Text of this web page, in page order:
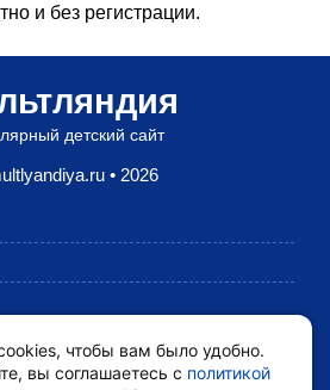
и без регистрации.
детский сайт
• 2026
чтобы вам было удобно.
вы соглашаетесь с политикой